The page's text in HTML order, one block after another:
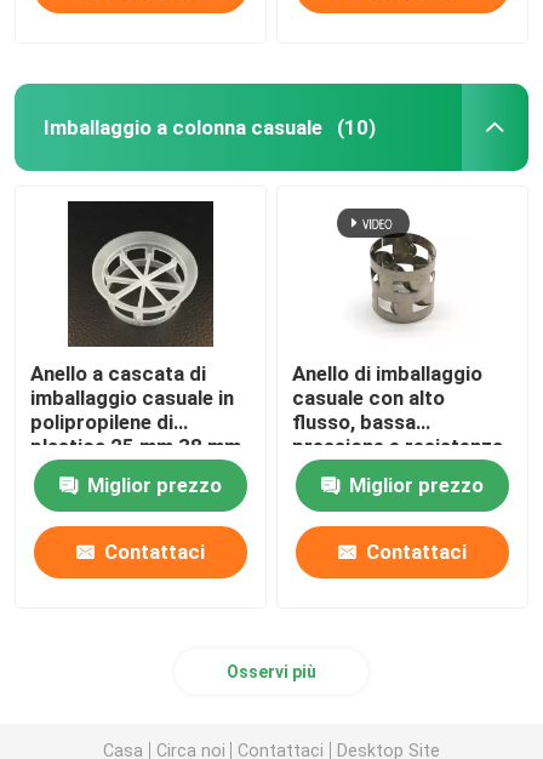
Imballaggio a colonna casuale (10)
Anello a cascata di
imballaggio casuale in
polipropilene di
plastica 25 mm 38 mm
50 mm 76 mm
Miglior prezzo
Contattaci
Anello di imballaggio
casuale con alto
flusso, bassa
pressione e resistenza
Miglior prezzo
Contattaci
Osservi più
Casa Circa noi Contattaci Desktop Site